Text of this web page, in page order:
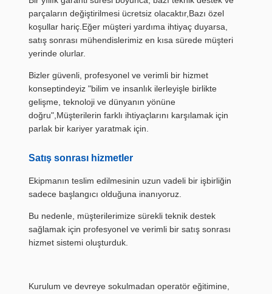
parçaların değiştirilmesi ücretsiz olacaktır,Bazı özel
koşullar hariç.Eğer müşteri yardıma ihtiyaç duyarsa,
satış sonrası mühendislerimiz en kısa sürede müşteri
yerinde olurlar.
Bizler güvenli, profesyonel ve verimli bir hizmet
konseptindeyiz "bilim ve insanlık ilerleyişle birlikte
gelişme, teknoloji ve dünyanın yönüne
doğru",Müşterilerin farklı ihtiyaçlarını karşılamak için
parlak bir kariyer yaratmak için.
Satış sonrası hizmetler
Ekipmanın teslim edilmesinin uzun vadeli bir işbirliğin
sadece başlangıcı olduğuna inanıyoruz.
Bu nedenle, müşterilerimize sürekli teknik destek
sağlamak için profesyonel ve verimli bir satış sonrası
hizmet sistemi oluşturduk.
Kurulum ve devreye sokulmadan operatör eğitimine,